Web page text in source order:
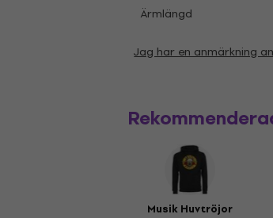
Ärmlängd
Jag har en anmärkning
Musik Huvtröjor